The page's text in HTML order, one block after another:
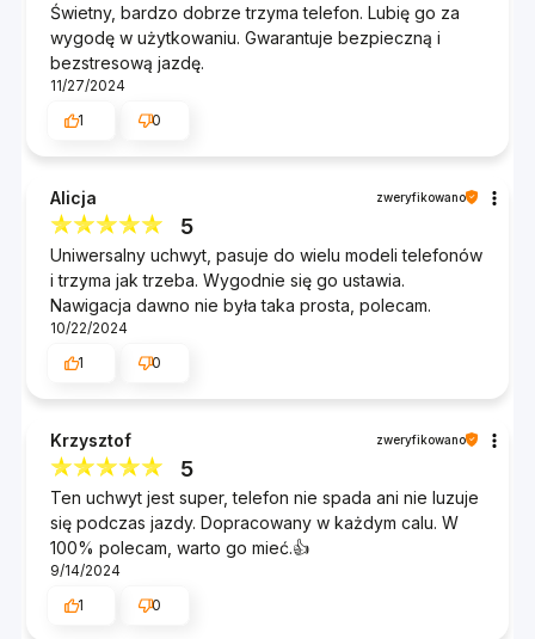
Świetny, bardzo dobrze trzyma telefon. Lubię go za
wygodę w użytkowaniu. Gwarantuje bezpieczną i
bezstresową jazdę.
11/27/2024
1
0
Alicja zweryfikowano
5
Uniwersalny uchwyt, pasuje do wielu modeli telefonów
i trzyma jak trzeba. Wygodnie się go ustawia.
Nawigacja dawno nie była taka prosta, polecam.
10/22/2024
1
0
Krzysztof zweryfikowano
5
Ten uchwyt jest super, telefon nie spada ani nie luzuje
się podczas jazdy. Dopracowany w każdym calu. W
100% polecam, warto go mieć.👍
9/14/2024
1
0